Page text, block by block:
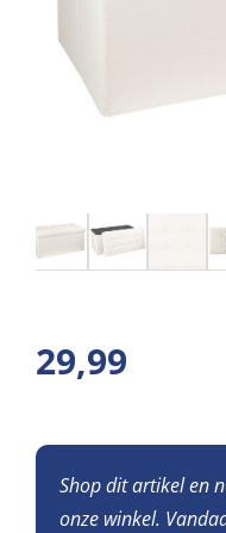
29,99
Shop dit artikel en
onze winkel.